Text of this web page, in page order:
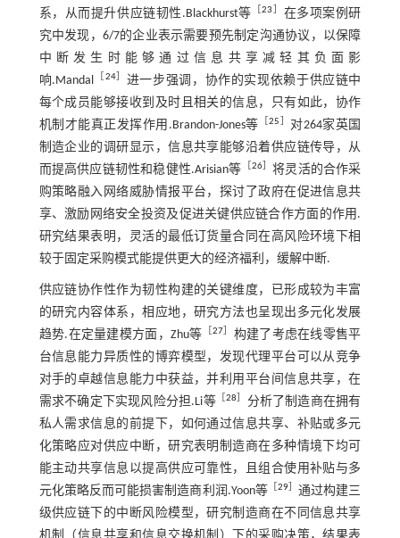
系，从而提升供应链韧性.Blackhurst等 ［23
在多项案例研
究中发现，6/7的企业表示需要预先制定沟通协议，以保障
中断发生时能够通过信息共享减轻其负面影
响.Mandal
24］ 进一步强调，协作的实现依赖于供应链中
每个成员能够接收到及时且相关的信息，只有如此，协作
机制才能真正发挥作用.Brandon-Jones等 ［25
对264家英国
制造企业的调研显示，信息共享能够沿着供应链传导，从
而提高供应链韧性和稳健性.Arisian等
26］将灵活的合作采
购策略融入网络威胁情报平台，探讨了政府在促进信息共
享、激励网络安全投资及促进关键供应链合作方面的作用.
研究结果表明，灵活的最低订货量合同在高风险环境下相
较于固定采购模式能提供更大的经济福利，缓解中断.
供应链协作性作为韧性构建的关键维度，已形成较为丰富
的研究内容体系，相应地，研究方法也呈现出多元化发展
趋势.在定量建模方面，Zhu等
27］ 构建了考虑在线零售平
台信息能力异质性的博弈模型，发现代理平台可以从竞争
对手的卓越信息能力中获益，并利用平台间信息共享，在
需求不确定下实现风险分担.Li等［28
分析了制造商在拥有
私人需求信息的前提下，如何通过信息共享、补贴或多元
化策略应对供应中断，研究表明制造商在多种情境下均可
能主动共享信息以提高供应可靠性，且组合使用补贴与多
元化策略反而可能损害制造商利润.Yoon等［ 29］通过构建三
级供应链下的中断风险模型，研究制造商在不同信息共享